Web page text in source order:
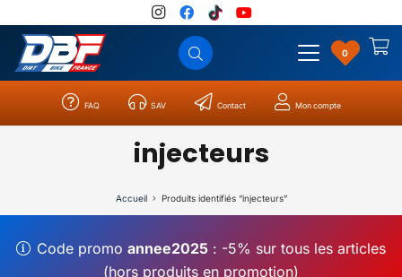
0
FAQ SAV Contact Mon compte
injecteurs
Accueil Produits identifiés “injecteurs”
Code promo annee2025: -5% sur tous les articles
(hors produits en promotion)
Catégories Résultats